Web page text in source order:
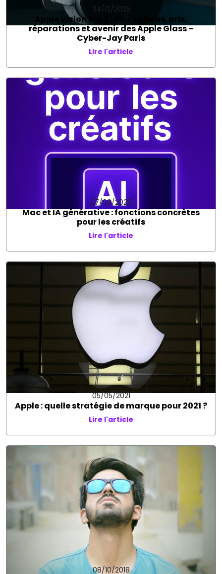
24/12/2025
Apple Vision Pro 2 : innovations, prix,
réparations et avenir des Apple Glass –
Cyber-Jay Paris
Lire l'article
27/06/2025
Mac et IA générative : fonctions concrètes
pour les créatifs
Lire l'article
05/05/2021
Apple : quelle stratégie de marque pour 2021 ?
Lire l'article
08/10/2018